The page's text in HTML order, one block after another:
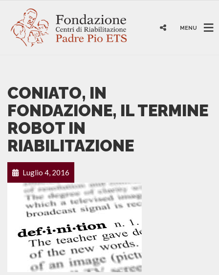
MENU
CONIATO, IN
FONDAZIONE, IL TERMINE
ROBOT IN
RIABILITAZIONE
Luglio 4, 2016